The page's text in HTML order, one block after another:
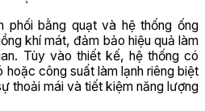
phối bằng quạt và hệ thống ống
khí mát, đảm bảo hiệu quả làm
Tùy vào thiết kế, hệ thống có
hoặc công suất làm lạnh riêng biệt
thoải mái và tiết kiệm năng lượng